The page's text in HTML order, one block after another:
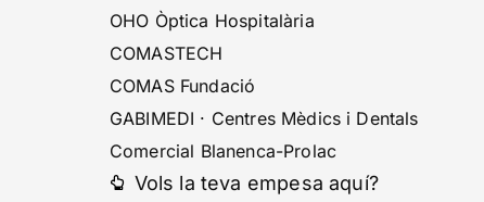
OHO Òptica Hospitalària
COMASTECH
COMAS Fundació
GABIMEDI · Centres Mèdics i Dentals
Comercial Blanenca-Prolac
Vols la teva empesa aquí?